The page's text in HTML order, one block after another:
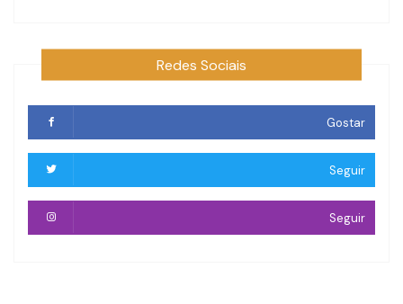
Redes Sociais
Gostar
Seguir
Seguir